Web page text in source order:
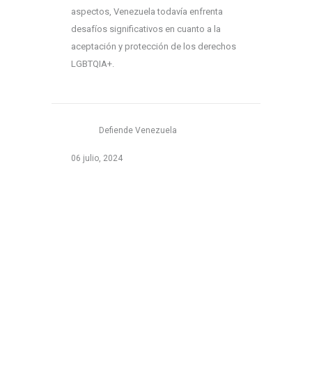
aspectos, Venezuela todavía enfrenta
desafíos significativos en cuanto a la
aceptación y protección de los derechos
LGBTQIA+.
Defiende Venezuela
06 julio, 2024